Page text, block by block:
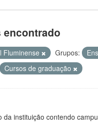
encontrado
Fluminense Grupos:
Cursos de graduação
da instituição contendo